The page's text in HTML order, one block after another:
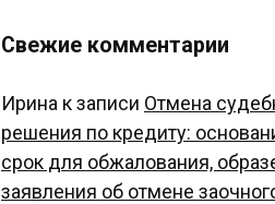
Свежие комментарии
Ирина к записи Отмена
решения по кредиту:
срок для обжалования,
заявления об отмене